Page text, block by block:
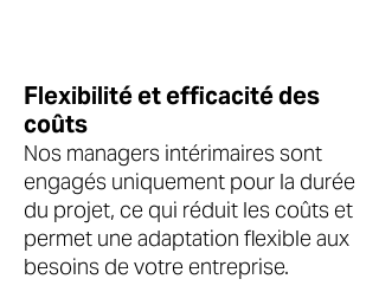
Flexibilité et efficacité des
coûts
Nos managers intérimaires sont
engagés uniquement pour la durée
du projet, ce qui réduit les coûts et
permet une adaptation flexible aux
besoins de votre entreprise.